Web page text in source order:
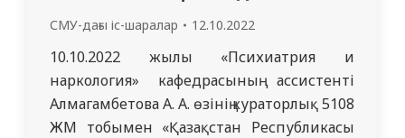
СМУ-дағы іс-шаралар 12.10.2022
10.10.2022 жылы «Психиатрия и
наркология» кафедрасының ассистенті
Алмагамбетова А. А. өзінің кураторлық 5108
ЖМ тобымен «Қазақстан Республикасы